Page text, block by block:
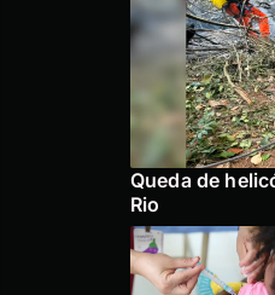
Queda de
Rio